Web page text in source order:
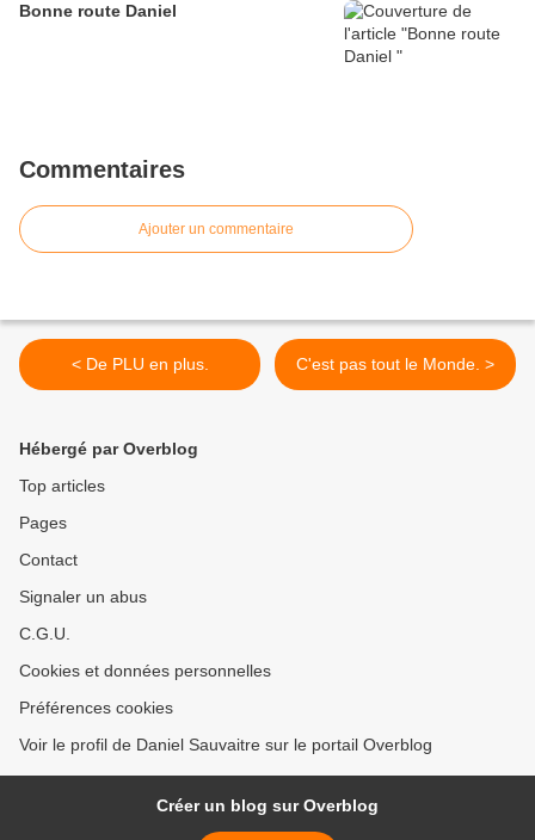
Bonne route Daniel
Commentaires
Ajouter un commentaire
< De PLU en plus. C'est pas tout le Monde. >
Hébergé par Overblog
Top articles
Pages
Contact
Signaler un abus
C.G.U.
Cookies et données personnelles
Préférences cookies
Voir le profil de Daniel Sauvaitre sur le portail Overblog
Créer un blog sur Overblog